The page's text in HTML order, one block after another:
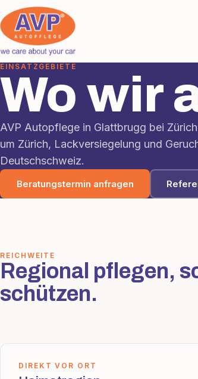
EINSATZGEBIETE
Wo wir
AVP Autopflege in Glattbrugg bei
um Zürich, Lackversiegelung und
Deutschschweiz.
Beratungstermin anfragen
REICHWEITE
Regional pflegen,
schützen.
DIREKT VOR ORT